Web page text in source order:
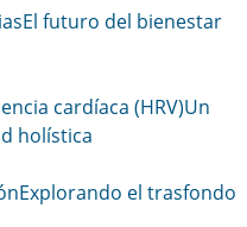
El futuro del bienestar
cardíaca (HRV)Un
holística
Explorando el trasfondo